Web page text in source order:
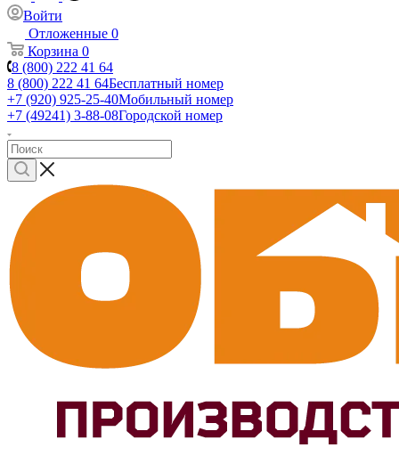
Войти
Отложенные 0
Корзина 0
8 (800) 222 41 64
8 (800) 222 41 64Бесплатный номер
+7 (920) 925-25-40Мобильный номер
+7 (49241) 3-88-08Городской номер